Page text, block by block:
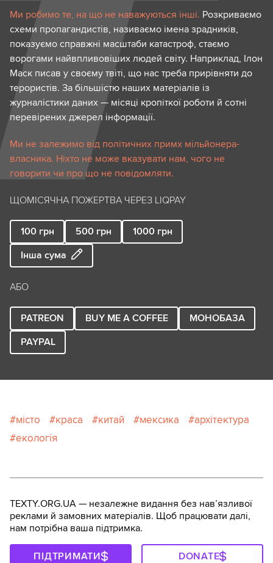
Ми робимо те, на що не наважуються інші. Розкриваємо
схеми пропагандистів, називаємо імена зрадників,
показуємо справжні масштаби катастроф, стаємо
ворогами найвпливовіших людей світу. Наприклад, Ілон
Маск писав у своєму твіті, що нас треба прирівняти до
терористів. За більшістю наших матеріалів із
журналістики даних — місяці кропіткої роботи й сотні
перевірених джерел інформації.
Ми не залежимо від політичних примх мільйонера-
власника. Ніхто не може вказувати нам, чого не
говорити чи про що не повідомляти.
ЩОМІСЯЧНА ПОЖЕРТВА ЧЕРЕЗ LIQPAY
100 грн 500 грн 1000 грн
Інша сума
АБО
PATREON BUY ME A COFFEE
МОНОБАЗА
PAYPAL
місто краса китай мексика
архітектура
екологія
TEXTY.ORG.UA — незалежне видання без навʼязливої
реклами й замовних матеріалів. Щоб працювати далі,
нам потрібна ваша підтримка.
ПІДТРИМАТИ DONATE